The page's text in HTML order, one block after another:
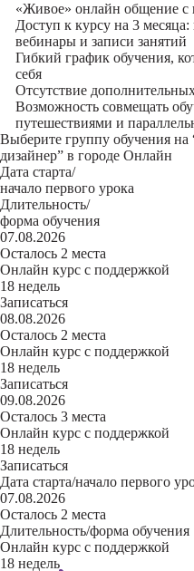
«Живое» онлайн общение с
Доступ к курсу на 3
вебинары и записи занятий
Гибкий график обучения,
себя
Отсутствие
Возможность совмещать
путешествиями и
Выберите группу обучения
дизайнер” в городе Онлайн
Дата старта/
начало первого урока
Длительность/
форма обучения
07.08.2026
Осталось 2 места
Онлайн курс с поддержкой
18 недель
Записаться
08.08.2026
Осталось 2 места
Онлайн курс с поддержкой
18 недель
Записаться
09.08.2026
Осталось 3 места
Онлайн курс с поддержкой
18 недель
Записаться
Дата старта/начало первого
07.08.2026
Осталось 2 места
Длительность/форма обучения
Онлайн курс с поддержкой
18 недель